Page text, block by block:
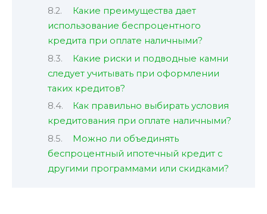
Какие преимущества дает
использование беспроцентного
кредита при оплате наличными?
Какие риски и подводные камни
следует учитывать при оформлении
таких кредитов?
Как правильно выбирать условия
кредитования при оплате наличными?
Можно ли объединять
беспроцентный ипотечный кредит с
другими программами или скидками?